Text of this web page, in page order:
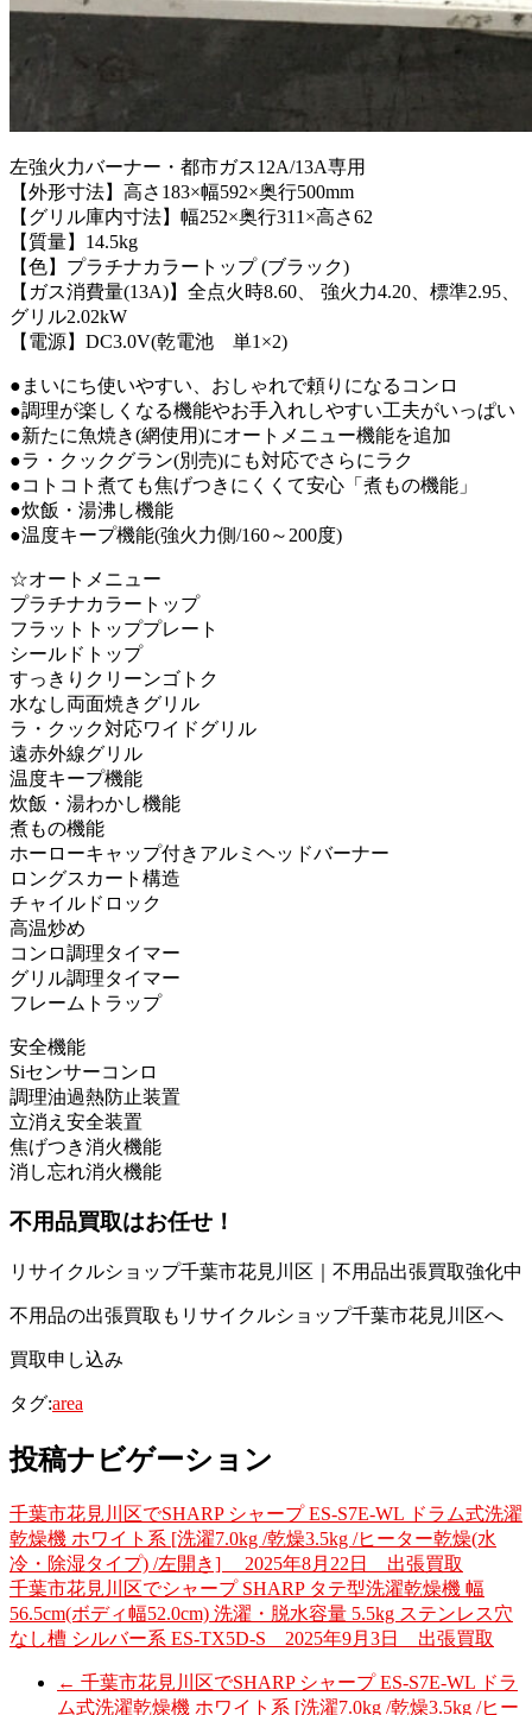
左強火力バーナー・都市ガス12A/13A専用
【外形寸法】高さ183×幅592×奥行500mm
【グリル庫内寸法】幅252×奥行311×高さ62
【質量】14.5kg
【色】プラチナカラートップ (ブラック)
【ガス消費量(13A)】全点火時8.60、 強火力4.20、標準2.95、
グリル2.02kW
【電源】DC3.0V(乾電池 単1×2)
●まいにち使いやすい、おしゃれで頼りになるコンロ
●調理が楽しくなる機能やお手入れしやすい工夫がいっぱい
●新たに魚焼き(網使用)にオートメニュー機能を追加
●ラ・クックグラン(別売)にも対応でさらにラク
●コトコト煮ても焦げつきにくくて安心「煮もの機能」
●炊飯・湯沸し機能
●温度キープ機能(強火力側/160～200度)
☆オートメニュー
プラチナカラートップ
フラットトッププレート
シールドトップ
すっきりクリーンゴトク
水なし両面焼きグリル
ラ・クック対応ワイドグリル
遠赤外線グリル
温度キープ機能
炊飯・湯わかし機能
煮もの機能
ホーローキャップ付きアルミヘッドバーナー
ロングスカート構造
チャイルドロック
高温炒め
コンロ調理タイマー
グリル調理タイマー
フレームトラップ
安全機能
Siセンサーコンロ
調理油過熱防止装置
立消え安全装置
焦げつき消火機能
消し忘れ消火機能
不用品買取はお任せ！
リサイクルショップ千葉市花見川区｜不用品出張買取強化中
不用品の出張買取もリサイクルショップ千葉市花見川区へ
買取申し込み
タグ:area
投稿ナビゲーション
千葉市花見川区でSHARP シャープ ES-S7E-WL ドラム式洗濯
乾燥機 ホワイト系 [洗濯7.0kg /乾燥3.5kg /ヒーター乾燥(水
冷・除湿タイプ) /左開き] 2025年8月22日 出張買取
千葉市花見川区でシャープ SHARP タテ型洗濯乾燥機 幅
56.5cm(ボディ幅52.0cm) 洗濯・脱水容量 5.5kg ステンレス穴
なし槽 シルバー系 ES-TX5D-S 2025年9月3日 出張買取
← 千葉市花見川区でSHARP シャープ ES-S7E-WL ドラ
ム式洗濯乾燥機 ホワイト系 [洗濯7.0kg /乾燥3.5kg /ヒー